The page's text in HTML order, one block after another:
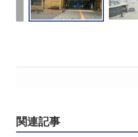
関連記事